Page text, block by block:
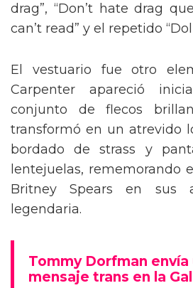
drag”, “Don’t hate drag
can’t read” y el repetido
El vestuario fue otro
Carpenter apareció
conjunto de flecos
transformó en un atrevido
bordado de strass y
lentejuelas, rememorando
Britney Spears en sus
legendaria.
Tommy Dorfman
mensaje trans en la